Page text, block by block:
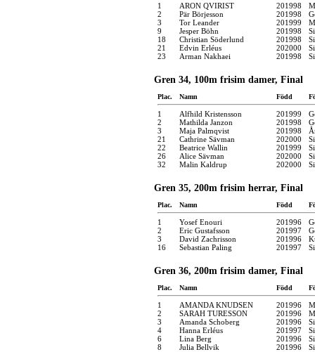
1 ARON QVIRIST 201998
2
Pär Börjesson 201998
3
Tor Leander 201999
9
Jesper Böhn 201998
18
Christian Söderlund 201998
21
Edvin Erléus 202000
23
Arman Nakhaei 201998
Gren 34, 100m frisim damer, Final
Plac. Namn Född
1 Alfhild Kristensson 201999
2
Mathilda Janzon 201998
3
Maja Palmqvist 201998
21
Cathrine Sävman 202000
22
Beatrice Wallin 201999
26
Alice Sävman 202000
32
Malin Kaldrup 202000
Gren 35, 200m frisim herrar, Final
Plac. Namn Född
1 Yosef Enouri 201996
2
Eric Gustafsson 201997
3
David Zachrisson 201996
16
Sebastian Paling 201997
Gren 36, 200m frisim damer, Final
Plac. Namn Född
1 AMANDA KNUDSEN 201996
2
SARAH TURESSON 201996
3
Amanda Schoberg 201996
4
Hanna Erléus 201997
6
Lina Berg 201996
8
Julia Bellvik 201996